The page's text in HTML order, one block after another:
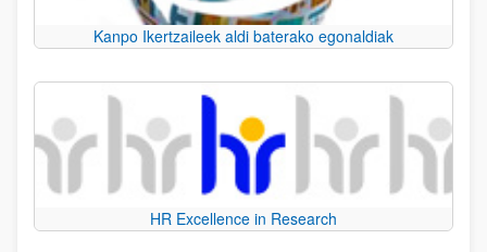
Kanpo Ikertzaileek aldi baterako egonaldiak
HR Excellence in Research